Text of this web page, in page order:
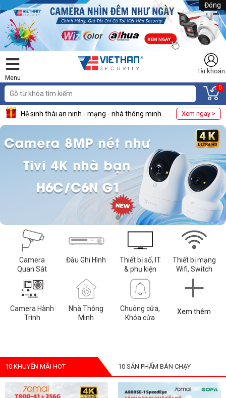
Đóng
Menu
Tài khoản
0
Hệ sinh thái an ninh - mạng - nhà thông minh Xem ngay >
Camera
Quan Sát
Đầu Ghi Hình
Thiết bị số, IT
& phụ kiện
Thiết bị mạng
Wifi, Switch
Camera Hành
Trình
Nhà Thông
Minh
Chuông cửa,
Khóa cửa
Xem thêm
10 KHUYẾN MÃI HOT 10 SẢN PHẨM BÁN CHẠY